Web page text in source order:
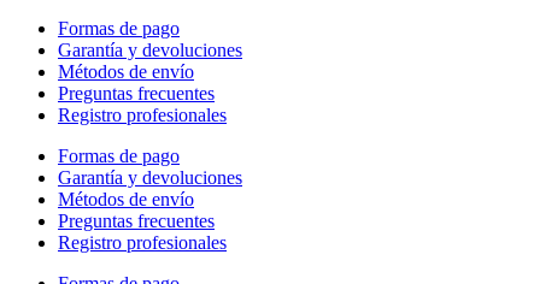
Formas de pago
Garantía y devoluciones
Métodos de envío
Preguntas frecuentes
Registro profesionales
Formas de pago
Garantía y devoluciones
Métodos de envío
Preguntas frecuentes
Registro profesionales